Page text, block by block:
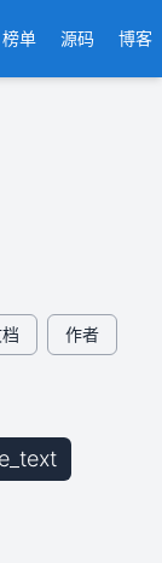
榜单 源码 博客
作者